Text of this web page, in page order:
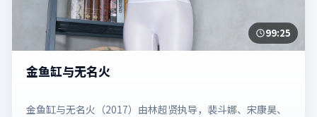
99:25
金鱼缸与无名火
金鱼缸与无名火（2017）由林超贤执导，裴斗娜、宋康昊、